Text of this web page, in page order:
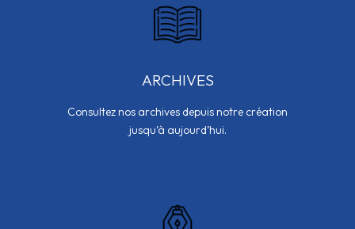
ARCHIVES
Consultez nos archives depuis notre création
jusqu’à aujourd’hui.